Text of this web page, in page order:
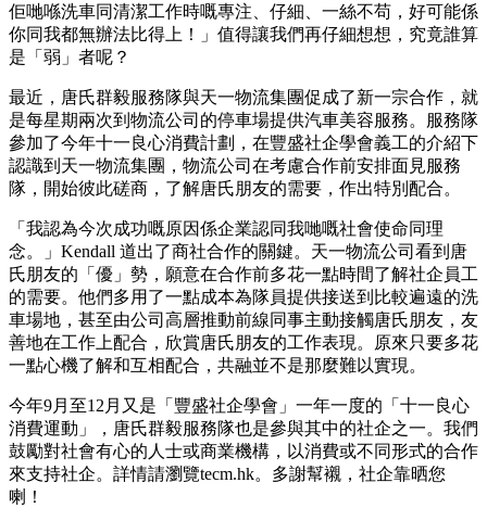
佢哋喺洗車同清潔工作時嘅專注、仔細、一絲不苟，好可能係
你同我都無辦法比得上！」值得讓我們再仔細想想，究竟誰算
是「弱」者呢？
最近，唐氏群毅服務隊與天一物流集團促成了新一宗合作，就
是每星期兩次到物流公司的停車場提供汽車美容服務。服務隊
參加了今年十一良心消費計劃，在豐盛社企學會義工的介紹下
認識到天一物流集團，物流公司在考慮合作前安排面見服務
隊，開始彼此磋商，了解唐氏朋友的需要，作出特別配合。
「我認為今次成功嘅原因係企業認同我哋嘅社會使命同理
念。」Kendall 道出了商社合作的關鍵。天一物流公司看到唐
氏朋友的「優」勢，願意在合作前多花一點時間了解社企員工
的需要。他們多用了一點成本為隊員提供接送到比較遍遠的洗
車場地，甚至由公司高層推動前線同事主動接觸唐氏朋友，友
善地在工作上配合，欣賞唐氏朋友的工作表現。原來只要多花
一點心機了解和互相配合，共融並不是那麼難以實現。
今年9月至12月又是「豐盛社企學會」一年一度的「十一良心
消費運動」，唐氏群毅服務隊也是參與其中的社企之一。我們
鼓勵對社會有心的人士或商業機構，以消費或不同形式的合作
來支持社企。詳情請瀏覽tecm.hk。多謝幫襯，社企靠晒您
喇！